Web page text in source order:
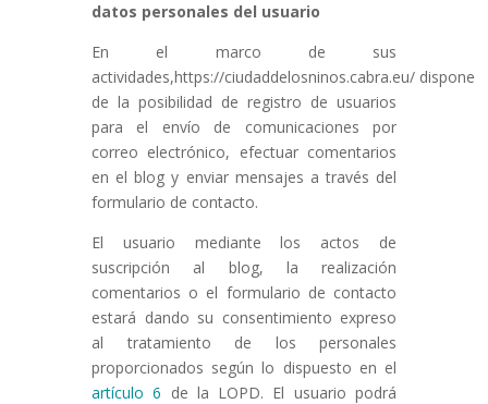
datos personales del usuario
En el marco de sus
actividades,https://ciudaddelosninos.cabra.eu/ dispone
de la posibilidad de registro de usuarios
para el envío de comunicaciones por
correo electrónico, efectuar comentarios
en el blog y enviar mensajes a través del
formulario de contacto.
El usuario mediante los actos de
suscripción al blog, la realización
comentarios o el formulario de contacto
estará dando su consentimiento expreso
al tratamiento de los personales
proporcionados según lo dispuesto en el
artículo 6 de la LOPD. El usuario podrá